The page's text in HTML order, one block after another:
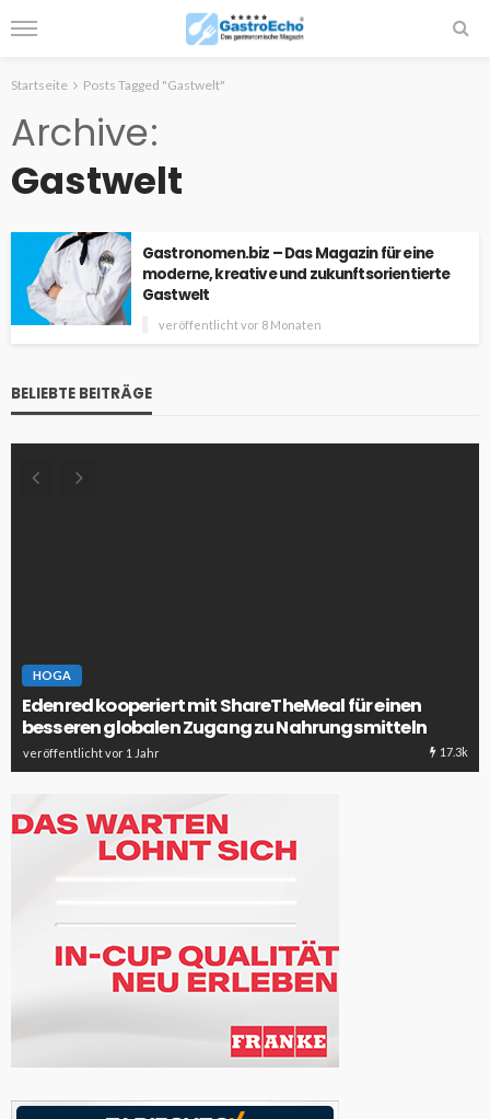
Startseite Posts Tagged "Gastwelt"
Archive
Gastwelt
Gastronomen.biz – Das Magazin für eine
moderne, kreative und zukunftsorientierte
Gastwelt
veröffentlicht vor 8 Monaten
BELIEBTE BEITRÄGE
HOGA
Edenred kooperiert mit ShareTheMeal für einen
besseren globalen Zugang zu Nahrungsmitteln
veröffentlicht vor 1 Jahr 17.3k